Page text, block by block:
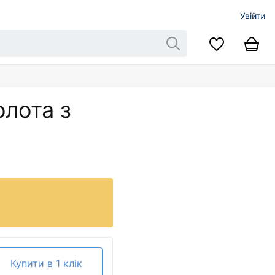
Увійти
з
Купити в 1 клік